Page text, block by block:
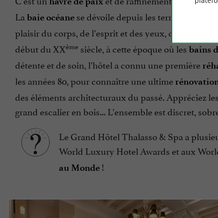
La baie océane se dévoile depuis les terrasses et
plaisir du corps, de l’esprit et des yeux, c’est une
début du XXème siècle, à cette époque où lesbains
détente et de soin, l’hôtel a connu une première
les années 80, pour connaître une ultime
des éléments architecturaux du passé. Appréciez
grand escalier en bois... L’ensemble est discret,
Le Grand Hôtel Thalasso & Spa a
World Luxury Hotel Awards et aux
au Monde !